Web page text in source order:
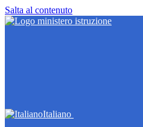
Salta al contenuto
Italiano